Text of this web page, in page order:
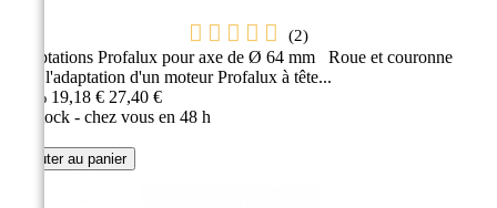
(2)
Adaptations Profalux pour axe de Ø 64 mm Roue et couronne
pour l'adaptation d'un moteur Profalux à tête...
-30% 19,18 € 27,40 €
En stock - chez vous en 48 h
Ajouter au panier